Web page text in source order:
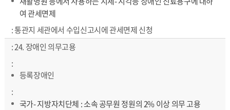
여 관세면제
통관지 세관에서 수입신고시에 관세면제 신청
24. 장애인 의무고용
등록장애인
국가- 지방자치단체 : 소속 공무원 정원의 2% 이상 의무 고용